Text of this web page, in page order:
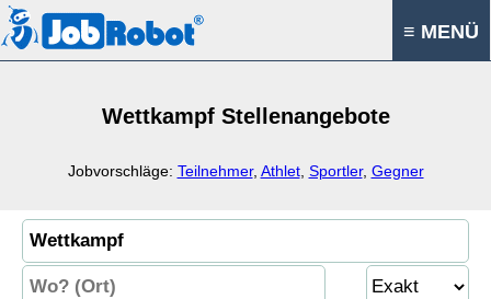
≡ MENÜ
Wettkampf Stellenangebote
Jobvorschläge: Teilnehmer, Athlet, Sportler, Gegner